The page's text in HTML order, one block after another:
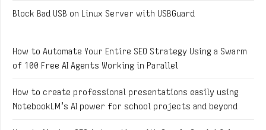
Block Bad USB on Linux Server with USBGuard
How to Automate Your Entire SEO Strategy Using a Swarm
of 100 Free AI Agents Working in Parallel
How to create professional presentations easily using
NotebookLM’s AI power for school projects and beyond